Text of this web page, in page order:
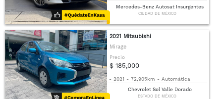
Mercedes-Benz Autosat Insurgentes
CIUDAD DE MÉXICO
2021 Mitsubishi
Mirage
Precio
$ 185,000
- 2021 - 72,905km - Automática
Chevrolet Sol Valle Dorado
ESTADO DE MÉXICO